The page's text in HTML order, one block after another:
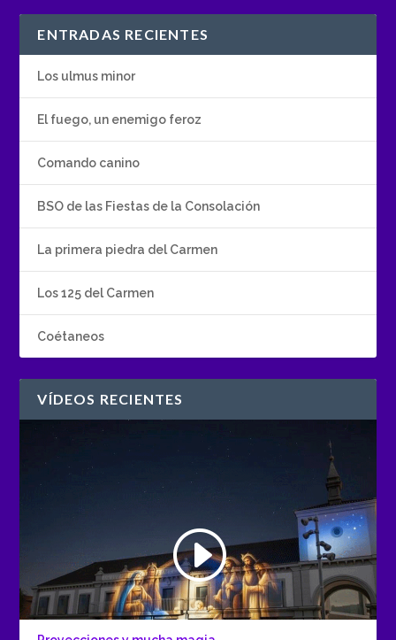
ENTRADAS RECIENTES
Los ulmus minor
El fuego, un enemigo feroz
Comando canino
BSO de las Fiestas de la Consolación
La primera piedra del Carmen
Los 125 del Carmen
Coétaneos
VÍDEOS RECIENTES